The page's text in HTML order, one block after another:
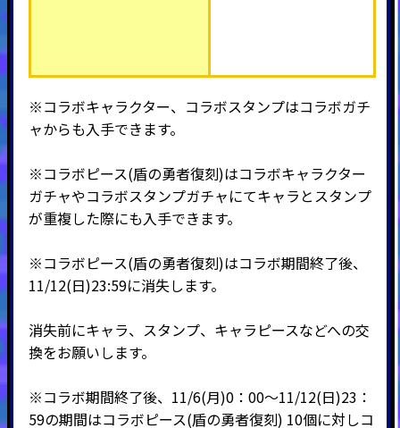
※コラボキャラクター、コラボスタンプはコラボガチ
ャからも入手できます。
※コラボピース(盾の勇者復刻)はコラボキャラクター
ガチャやコラボスタンプガチャにてキャラとスタンプ
が重複した際にも入手できます。
※コラボピース(盾の勇者復刻)はコラボ期間終了後、
11/12(日)23:59に消失します。
消失前にキャラ、スタンプ、キャラピースなどへの交
換をお願いします。
※コラボ期間終了後、11/6(月)0：00～11/12(日)23：
59の期間はコラボピース(盾の勇者復刻) 10個に対しコ